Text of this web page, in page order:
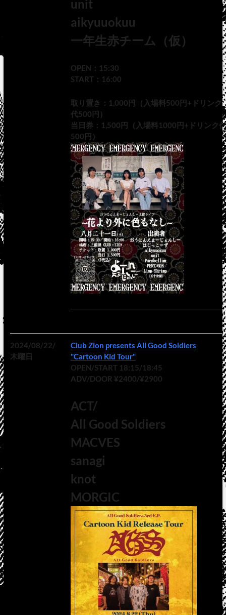
unit
aikyuuokuu
一年生赤チーム（仮）
OPEN：15:30
START：16:00
取り置き：1,000円（入場料500円+ドリンク
代500円）
当日券：1,500円（入場料1000円+ドリンク代
500円）
2024/08/22/
木曜日
Club Zion presents All Good Soldiers
"Cartoon Kid Tour"
OPEN/START 18:15/18:45
ADV/DOOR ¥2400/¥2900
ACT/
All Good Soldiers
MACVES
sanagi
knot
MORGIC